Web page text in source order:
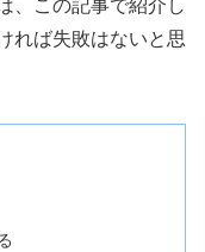
、この記事で紹介し
れば失敗はないと思